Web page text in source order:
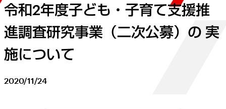
令和2年度子ども・子育て支援推
進調査研究事業（二次公募）の 実
施について
2020/11/24